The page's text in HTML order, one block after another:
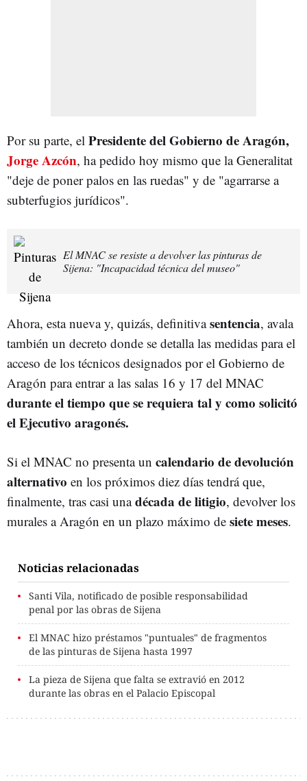
Por su parte, el Presidente del Gobierno de Aragón,
Jorge Azcón, ha pedido hoy mismo que la Generalitat
"deje de poner palos en las ruedas" y de "agarrarse a
subterfugios jurídicos".
El MNAC se resiste a devolver las pinturas de
Sijena: "Incapacidad técnica del museo"
Ahora, esta nueva y, quizás, definitivasentencia, avala
también un decreto donde se detalla las medidas para el
acceso de los técnicos designados por el Gobierno de
Aragón para entrar a las salas 16 y 17 del MNAC
durante el tiempo que se requiera tal y como solicitó
el Ejecutivo aragonés.
Si el MNAC no presenta un calendario de devolución
alternativo en los próximos diez días tendrá que,
finalmente, tras casi unadécada de litigio, devolver los
murales a Aragón en un plazo máximo de siete meses.
Noticias relacionadas
Santi Vila, notificado de posible responsabilidad
penal por las obras de Sijena
El MNAC hizo préstamos "puntuales" de fragmentos
de las pinturas de Sijena hasta 1997
La pieza de Sijena que falta se extravió en 2012
durante las obras en el Palacio Episcopal